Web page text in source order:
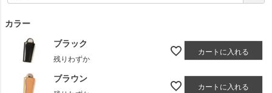
必
カラー
ブラック
残りわずか
カートに入れる
ブラウン
カートに入れる